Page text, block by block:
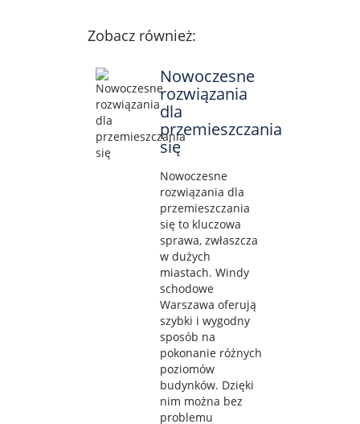
Zobacz również:
Nowoczesne
rozwiązania
dla
przemieszczania
się
Nowoczesne
rozwiązania dla
przemieszczania
się to kluczowa
sprawa, zwłaszcza
w dużych
miastach. Windy
schodowe
Warszawa oferują
szybki i wygodny
sposób na
pokonanie różnych
poziomów
budynków. Dzięki
nim można bez
problemu